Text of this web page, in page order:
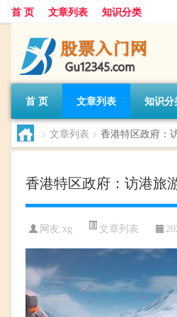
首 页 文章列表 知识分类
首 页 文章列表 知识分
> 文章列表 > 香港特区政府：
香港特区政府：访港旅
网友:xg 文章列表